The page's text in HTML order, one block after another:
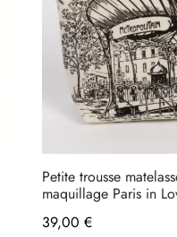
Petite trousse
maquillage Paris in
39,00 €